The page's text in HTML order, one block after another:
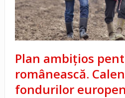
Plan ambițios
românească.
fondurilor